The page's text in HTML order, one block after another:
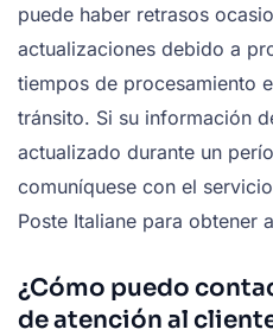
puede haber retrasos
actualizaciones debido a
tiempos de procesamiento
tránsito. Si su información
actualizado durante un
comuníquese con el
Poste Italiane para obtener
¿Cómo puedo
de atención al